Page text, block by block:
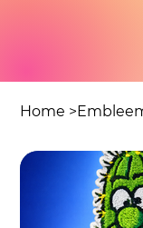
Home >